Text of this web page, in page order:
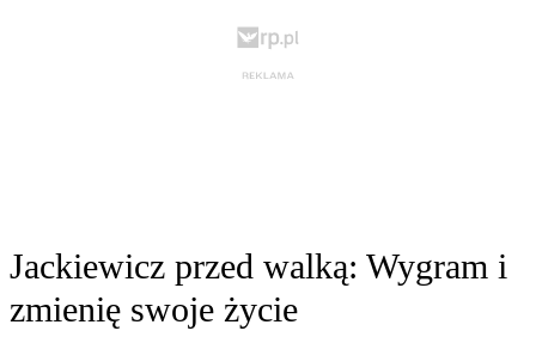
Jackiewicz przed walką: Wygram i
zmienię swoje życie